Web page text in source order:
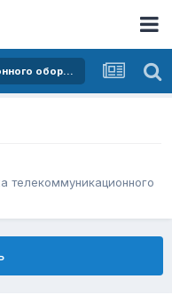
Покупка и продажа телекоммуникационного оборудования
телекоммуникационного